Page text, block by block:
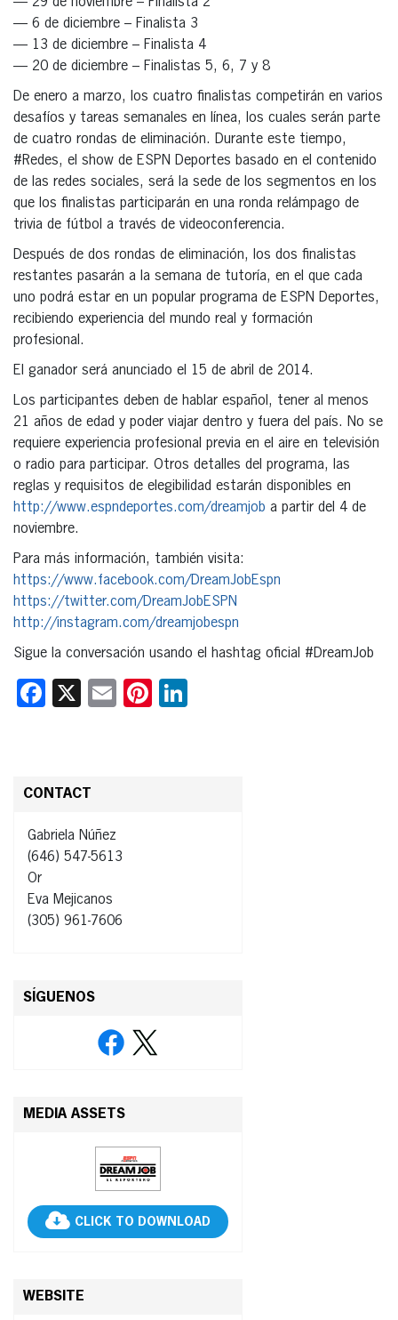
— 6 de diciembre – Finalista 3
— 13 de diciembre – Finalista 4
— 20 de diciembre – Finalistas 5, 6, 7 y 8
De enero a marzo, los cuatro finalistas competirán en varios
desafíos y tareas semanales en línea, los cuales serán parte
de cuatro rondas de eliminación. Durante este tiempo,
#Redes, el show de ESPN Deportes basado en el contenido
de las redes sociales, será la sede de los segmentos en los
que los finalistas participarán en una ronda relámpago de
trivia de fútbol a través de videoconferencia.
Después de dos rondas de eliminación, los dos finalistas
restantes pasarán a la semana de tutoría, en el que cada
uno podrá estar en un popular programa de ESPN Deportes,
recibiendo experiencia del mundo real y formación
profesional.
El ganador será anunciado el 15 de abril de 2014.
Los participantes deben de hablar español, tener al menos
21 años de edad y poder viajar dentro y fuera del país. No se
requiere experiencia profesional previa en el aire en televisión
o radio para participar. Otros detalles del programa, las
reglas y requisitos de elegibilidad estarán disponibles en
http://www.espndeportes.com/dreamjob a partir del 4 de
noviembre.
Para más información, también visita:
https://www.facebook.com/DreamJobEspn
https://twitter.com/DreamJobESPN
http://instagram.com/dreamjobespn
Sigue la conversación usando el hashtag oficial #DreamJob
Facebook
X EmailPinterest
CONTACT
Gabriela Núñez
(646) 547-5613
Or
Eva Mejicanos
(305) 961-7606
SÍGUENOS
MEDIA ASSETS
CLICK TO DOWNLOAD
WEBSITE